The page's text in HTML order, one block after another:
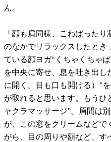
ん。
「顔も肩同様、こわばった
のなかでリラックスしたとき
ている顔ヨガ“くちゃくちゃ
を中央に寄せ、息を吐き出
に開く。目も口も開ける）”
が取れると思います。もうひ
ャクラマッサージ”。眉間は
が、この窓をクリームなどで
がら、目の周りや額など、す